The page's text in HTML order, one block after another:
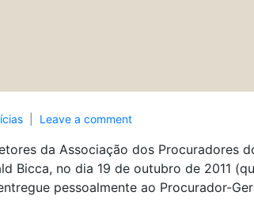
Leave a comment
da Associação dos Procuradores
Bicca, no dia 19 de outubro de 2011
pessoalmente ao Procurador-